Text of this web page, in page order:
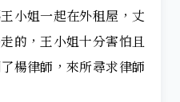
小姐一起在外租屋，丈
的，王小姐十分害怕且
楊律師，來所尋求律師